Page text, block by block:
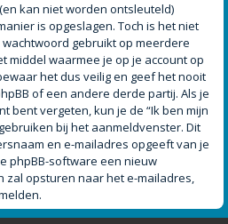
kan niet worden ontsleuteld)
is opgeslagen. Toch is het niet
gebruikt op meerdere
middel waarmee je op je account op
het dus veilig en geef het nooit
of een andere derde partij. Als je
bent vergeten, kun je de “Ik ben mijn
bij het aanmeldvenster. Dit
en e-mailadres opgeeft van je
phpBB-software een nieuw
zal opsturen naar het e-mailadres,